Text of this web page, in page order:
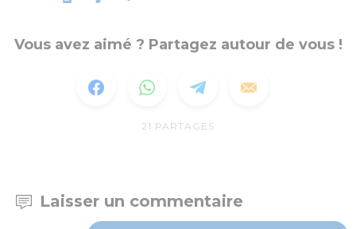
Vous avez aimé ? Partagez autour de vous !
21 PARTAGES
Laisser un commentaire